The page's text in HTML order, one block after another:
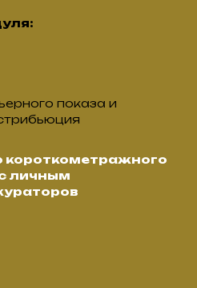
показа и
короткометражного
личным